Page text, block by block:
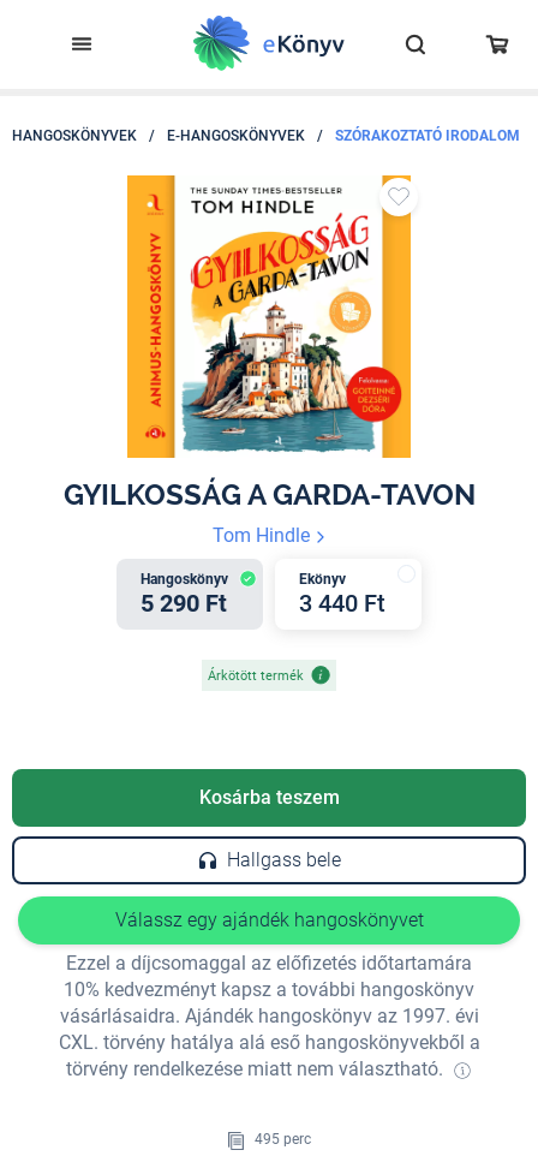
HANGOSKÖNYVEK / E-HANGOSKÖNYVEK / SZÓRAKOZTATÓ IRODALOM
GYILKOSSÁG A GARDA-TAVON
Tom Hindle
Hangoskönyv
5 290 Ft
Ekönyv
3 440 Ft
Árkötött termék
Kosárba teszem
Hallgass bele
Válassz egy ajándék hangoskönyvet
Ezzel a díjcsomaggal az előfizetés időtartamára
10% kedvezményt kapsz a további hangoskönyv
vásárlásaidra. Ajándék hangoskönyv az 1997. évi
CXL. törvény hatálya alá eső hangoskönyvekből a
törvény rendelkezése miatt nem választható.
495 perc